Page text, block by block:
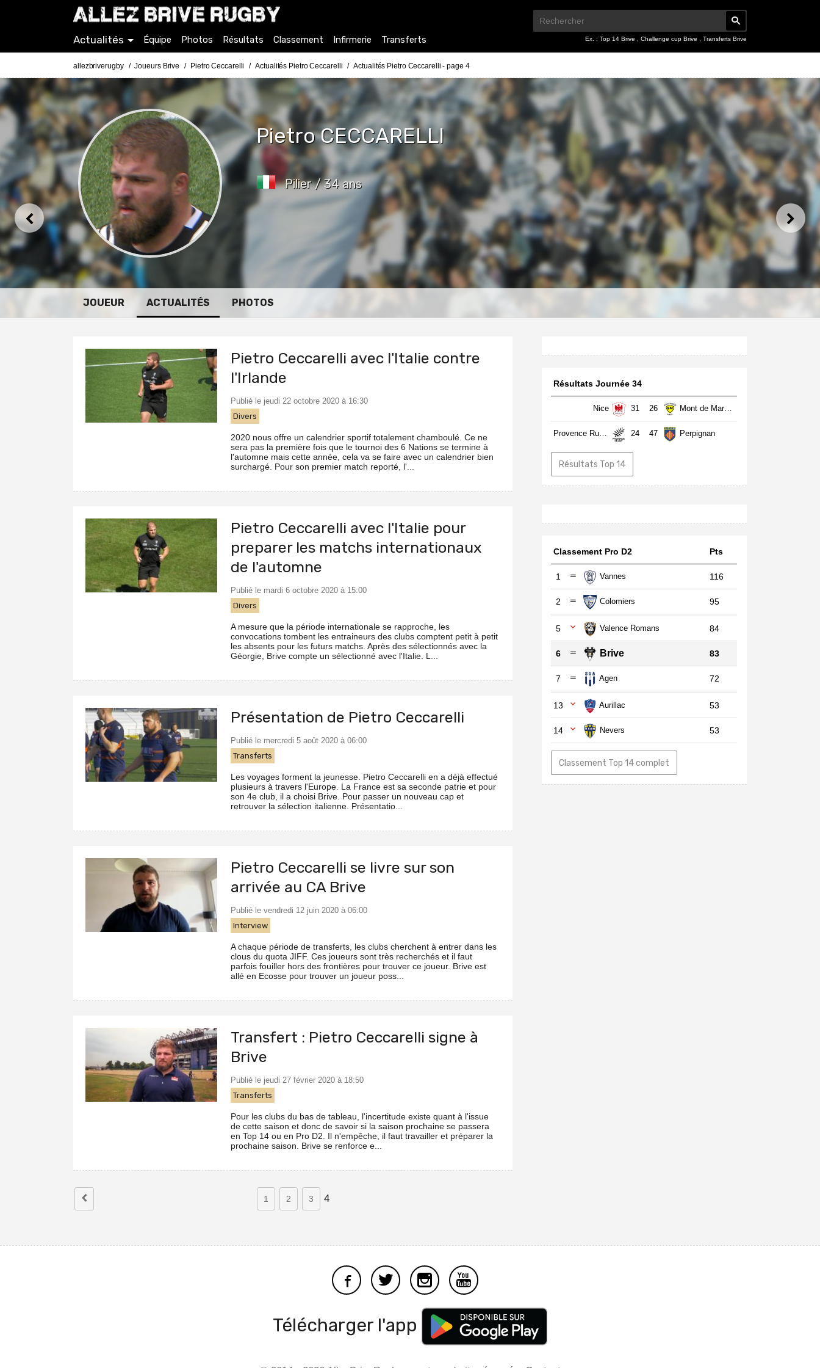
Ex. : Top 14 Brive Challenge cup Brive Transferts Brive
Actualités Équipe Photos Résultats Classement Infirmerie Transferts
allezbriverugby Joueurs Brive Pietro Ceccarelli Actualités Pietro Ceccarelli Actualités Pietro Ceccarelli - page 4
PietroCECCARELLI
Pilier / 34 ans
JOUEUR ACTUALITÉS PHOTOS
Pietro Ceccarelli avec l'Italie contre
l'Irlande
Publié le jeudi 22 octobre 2020 à 16:30
Divers
2020 nous offre un calendrier sportif totalement chamboulé. Ce ne
sera pas la première fois que le tournoi des 6 Nations se termine à
l'automne mais cette année, cela va se faire avec un calendrier bien
surchargé. Pour son premier match reporté, l'...
Pietro Ceccarelli avec l'Italie pour
preparer les matchs internationaux
de l'automne
Publié le mardi 6 octobre 2020 à 15:00
Divers
A mesure que la période internationale se rapproche, les
convocations tombent les entraineurs des clubs comptent petit à petit
les absents pour les futurs matchs. Après des sélectionnés avec la
Géorgie, Brive compte un sélectionné avec l'Italie. L...
Présentation de Pietro Ceccarelli
Publié le mercredi 5 août 2020 à 06:00
Transferts
Les voyages forment la jeunesse. Pietro Ceccarelli en a déjà effectué
plusieurs à travers l'Europe. La France est sa seconde patrie et pour
son 4e club, il a choisi Brive. Pour passer un nouveau cap et
retrouver la sélection italienne. Présentatio...
Pietro Ceccarelli se livre sur son
arrivée au CA Brive
Publié le vendredi 12 juin 2020 à 06:00
Interview
A chaque période de transferts, les clubs cherchent à entrer dans les
clous du quota JIFF. Ces joueurs sont très recherchés et il faut
parfois fouiller hors des frontières pour trouver ce joueur. Brive est
allé en Ecosse pour trouver un joueur poss...
Transfert : Pietro Ceccarelli signe à
Brive
Publié le jeudi 27 février 2020 à 18:50
Transferts
Pour les clubs du bas de tableau, l'incertitude existe quant à l'issue
de cette saison et donc de savoir si la saison prochaine se passera
en Top 14 ou en Pro D2. Il n'empêche, il faut travailler et préparer la
prochaine saison. Brive se renforce e...
1 2 3 4
Résultats Journée 34
Nice 31 26 Mont de Marsan
Provence Rugby 24 47 Perpignan
Résultats Top 14
Classement Pro D2 Pts
1 Vannes 116
2 Colomiers 95
5 Valence Romans 84
6 Brive 83
7 Agen 72
13 Aurillac 53
14 Nevers 53
Classement Top 14 complet
Télécharger l'app